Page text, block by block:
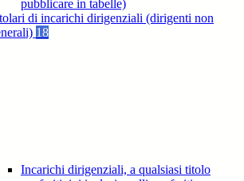
pubblicare in tabelle)
di incarichi dirigenziali (dirigenti non
18
Incarichi dirigenziali, a qualsiasi titolo